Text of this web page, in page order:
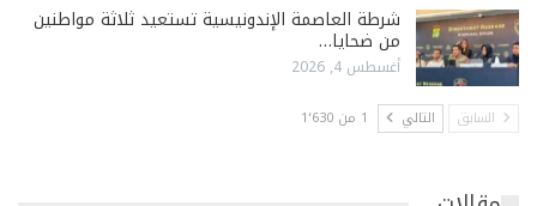
شرطة العاصمة الإندونيسية تستعيد ثلاثة مواطنين
من ضحايا…
أغسطس 4, 2026
السابق التالي 1 من 1٬630